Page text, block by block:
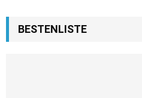
BESTENLISTE